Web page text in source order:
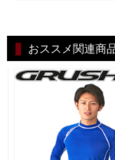
おススメ関連商